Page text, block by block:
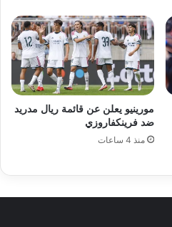
مورينيو يعلن عن قائمة ريال مدريد
ضد فرينكفاروزي
منذ 4 ساعات